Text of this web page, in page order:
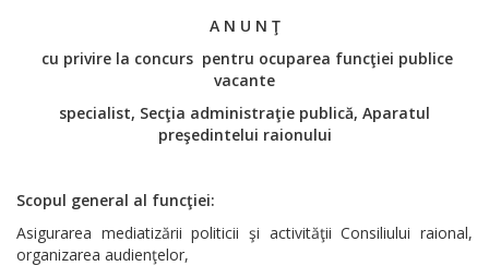
A N U N Ţ
cu privire la concurs pentru ocuparea funcţiei publice
vacante
specialist, Secţia administraţie publică, Aparatul
preşedintelui raionului
Scopul general al funcţiei:
Asigurarea mediatizării politicii şi activităţii Consiliului raional,
organizarea audienţelor,